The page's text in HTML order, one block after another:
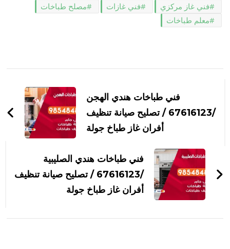
فني غاز مركزي
فني غازات
مصلح طباخات
معلم طباخات
التدوينات
فني طباخات هندي الهجن
/67616123 / تصليح صيانة تنظيف
أفران غاز طباخ جولة
فني طباخات هندي الصليبية
/67616123 / تصليح صيانة تنظيف
أفران غاز طباخ جولة